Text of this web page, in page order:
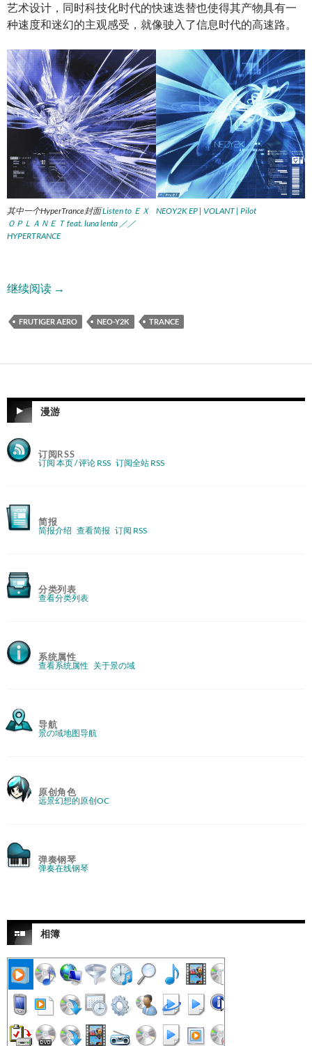
艺术设计，同时科技化时代的快速迭替也使得其产物具有一
种速度和迷幻的主观感受，就像驶入了信息时代的高速路。
其中一个HyperTrance封面Listen to ＥＸ
ＯＰＬＡＮＥＴ feat. luna lenta ／／
HYPERTRANCE
NEOY2K EP | VOLANT | Pilot
继续阅读小众美学之 Neo-Y2K
→
FRUTIGER AERO NEO-Y2K TRANCE
漫游
订阅RSS
订阅 本页 / 评论 RSS 订阅全站 RSS
简报
简报介绍 查看简报 订阅 RSS
分类列表
查看分类列表
系统属性
查看系统属性 关于景の域
导航
景の域地图导航
原创角色
远景幻想的原创OC
弹奏钢琴
弹奏在线钢琴
相簿